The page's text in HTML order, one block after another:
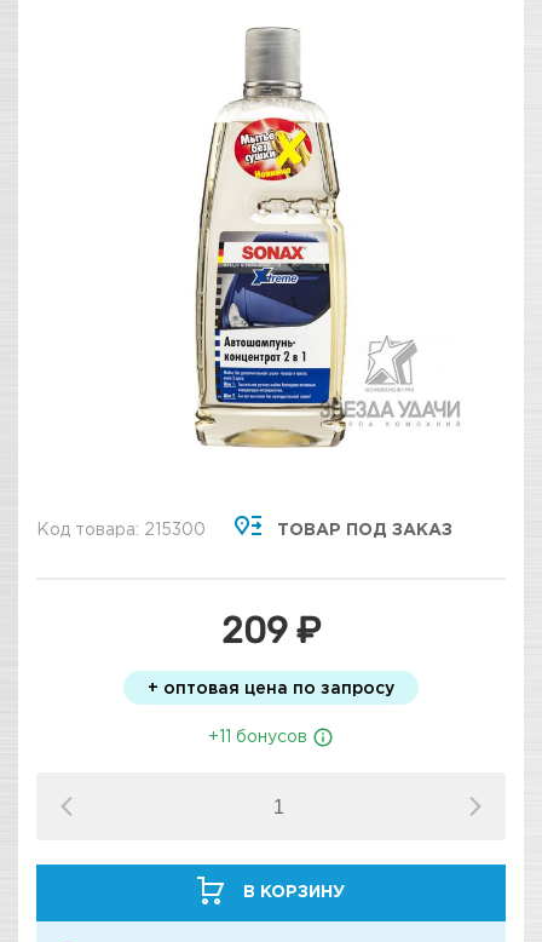
Код товара: 215300 ТОВАР ПОД ЗАКАЗ
209 ₽
+ оптовая цена по запросу
+11 бонусов
В КОРЗИНУ